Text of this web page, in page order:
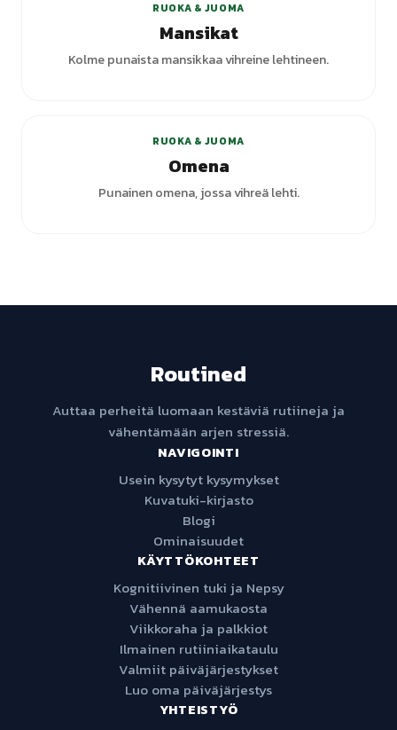
RUOKA & JUOMA
Mansikat
Kolme punaista mansikkaa vihreine lehtineen.
RUOKA & JUOMA
Omena
Punainen omena, jossa vihreä lehti.
Routined
Auttaa perheitä luomaan kestäviä rutiineja ja
vähentämään arjen stressiä.
NAVIGOINTI
Usein kysytyt kysymykset
Kuvatuki-kirjasto
Blogi
Ominaisuudet
KÄYTTÖKOHTEET
Kognitiivinen tuki ja Nepsy
Vähennä aamukaosta
Viikkoraha ja palkkiot
Ilmainen rutiiniaikataulu
Valmiit päiväjärjestykset
Luo oma päiväjärjestys
YHTEISTYÖ